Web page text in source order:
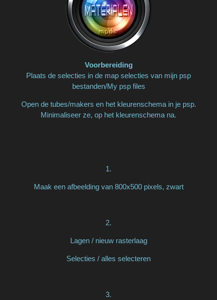
Voorbereiding
Plaats de selecties in de map selecties van mijn psp
bestanden/My psp files
Open de tubes/makers en het kleurenschema in je psp.
Minimaliseer ze, op het kleurenschema na.
1.
Maak een afbeelding van 800x500 pixels, zwart
2.
Lagen / nieuw rasterlaag
Selecties / alles selecteren
3.